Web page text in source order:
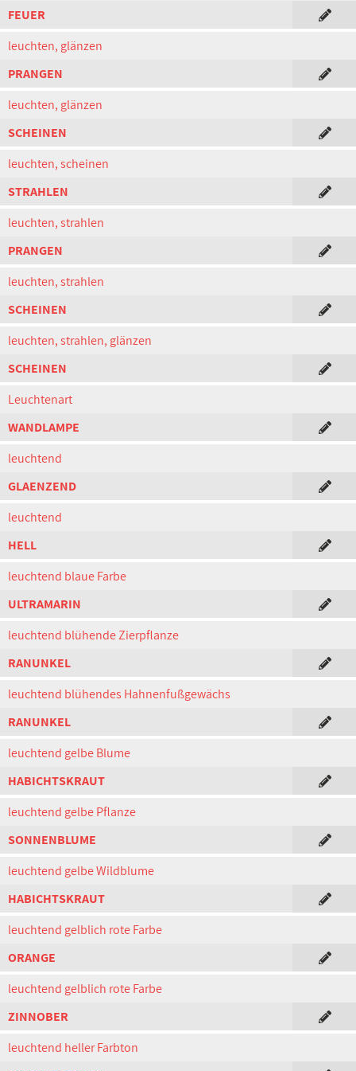
FEUER
leuchten, glänzen
PRANGEN
leuchten, glänzen
SCHEINEN
leuchten, scheinen
STRAHLEN
leuchten, strahlen
PRANGEN
leuchten, strahlen
SCHEINEN
leuchten, strahlen, glänzen
SCHEINEN
Leuchtenart
WANDLAMPE
leuchtend
GLAENZEND
leuchtend
HELL
leuchtend blaue Farbe
ULTRAMARIN
leuchtend blühende Zierpflanze
RANUNKEL
leuchtend blühendes Hahnenfußgewächs
RANUNKEL
leuchtend gelbe Blume
HABICHTSKRAUT
leuchtend gelbe Pflanze
SONNENBLUME
leuchtend gelbe Wildblume
HABICHTSKRAUT
leuchtend gelblich rote Farbe
ORANGE
leuchtend gelblich rote Farbe
ZINNOBER
leuchtend heller Farbton